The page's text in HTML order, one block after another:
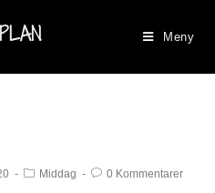
Meny
Middag 0 Kommentarer